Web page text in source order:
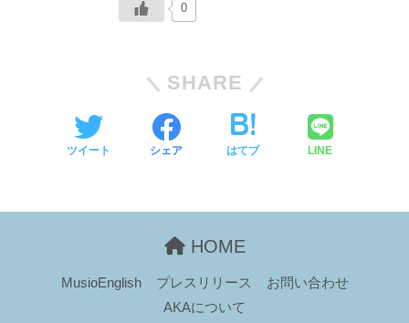
0
SHARE
ツイート シェア はてブ LINE
HOME
MusioEnglish プレスリリース
お問い合わせ
AKAについて